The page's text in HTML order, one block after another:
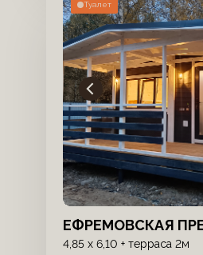
ЕФРЕМОВСКАЯ
Туалет
4,85 х 6,10 + терраса 2м